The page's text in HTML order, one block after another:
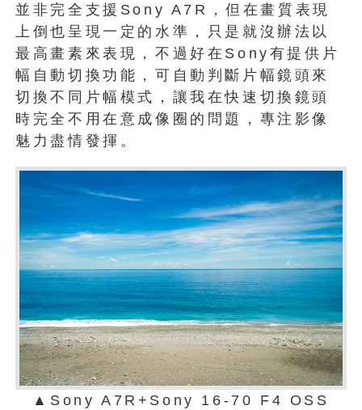
並非完全支援Sony A7R，但在畫質表現
上倒也呈現一定的水準，只是就沒辦法以
最高畫素來表現，不過好在Sony有提供片
幅自動切換功能，可自動判斷片幅鏡頭來
切換不同片幅模式，讓我在快速切換鏡頭
時完全不用在意成像圈的問題，專注影像
魅力盡情發揮。
▲Sony A7R+Sony 16-70 F4 OSS